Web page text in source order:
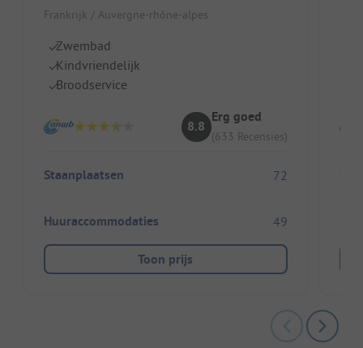
Frankrijk / Auvergne-rhône-alpes
Zwembad
Kindvriendelijk
Broodservice
8.8
Erg goed
(633 Recensies)
Staanplaatsen 72
Huuraccommodaties 49
Toon prijs